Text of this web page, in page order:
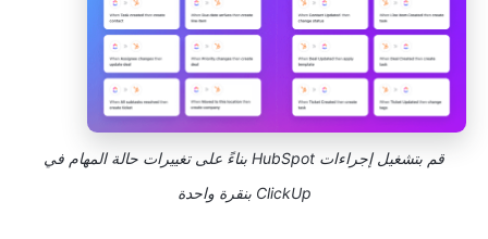
قم بتشغيل إجراءات HubSpot بناءً على تغييرات حالة المهام في
ClickUp بنقرة واحدة